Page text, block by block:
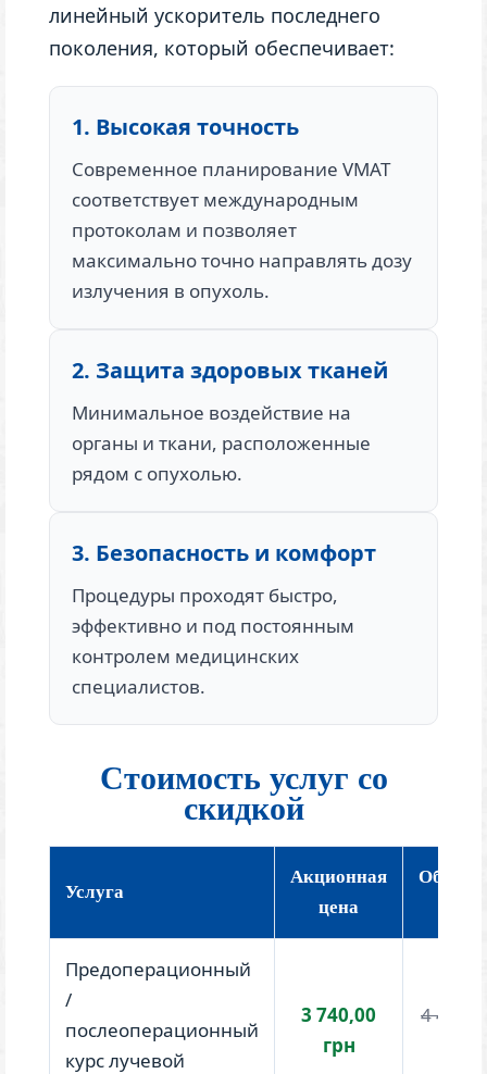
линейный ускоритель последнего
поколения, который обеспечивает:
1. Высокая точность
Современное планирование VMAT
соответствует международным
протоколам и позволяет
максимально точно направлять дозу
излучения в опухоль.
2. Защита здоровых тканей
Минимальное воздействие на
органы и ткани, расположенные
рядом с опухолью.
3. Безопасность и комфорт
Процедуры проходят быстро,
эффективно и под постоянным
контролем медицинских
специалистов.
Стоимость услуг со
скидкой
Услуга
Акционная
цена
Предоперационный
/
послеоперационный
курс лучевой
3 740,00
грн
4